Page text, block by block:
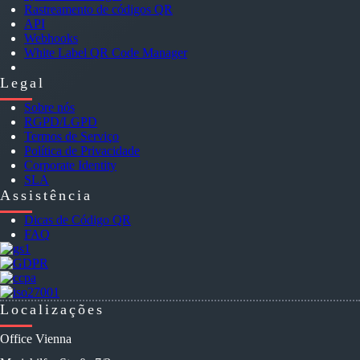
Rastreamento de códigos QR
API
Webhooks
White Label QR Code Manager
Legal
Sobre nós
RGPD/LGPD
Termos de Serviço
Política de Privacidade
Corporate Identity
SLA
Assistência
Dicas de Código QR
FAQ
Localizações
Office Vienna